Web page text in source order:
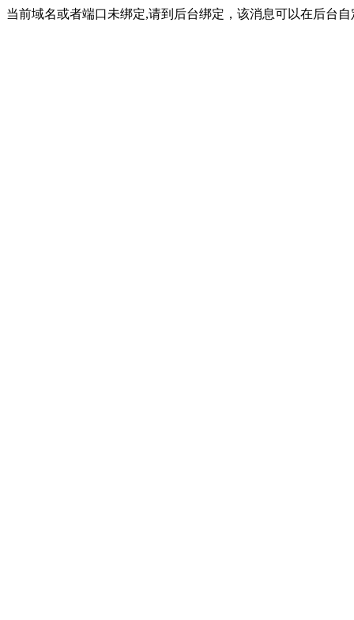
当前域名或者端口未绑定,请到后台绑定，该消息可以在后台自